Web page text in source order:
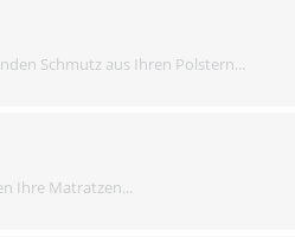
Schmutz aus Ihren Polstern...
Ihre Matratzen...